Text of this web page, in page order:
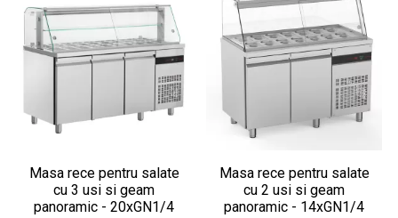
Masa rece pentru salate
cu 3 usi si geam
panoramic - 20xGN1/4
Masa rece pentru salate
cu 2 usi si geam
panoramic - 14xGN1/4